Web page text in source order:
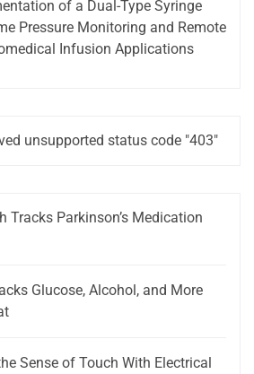
of a Dual-Type Syringe
Pressure Monitoring and Remote
Infusion Applications
unsupported status code "403"
Tracks Parkinson’s Medication
Glucose, Alcohol, and More
Sense of Touch With Electrical